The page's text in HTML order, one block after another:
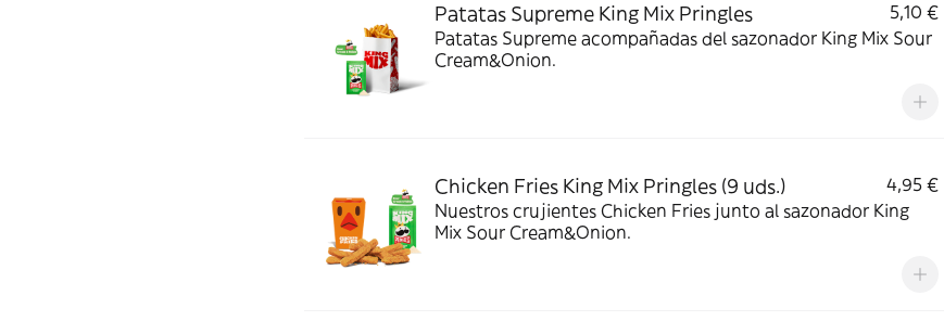
Patatas Supreme King Mix Pringles
5,10 €
Patatas Supreme acompañadas del sazonador King Mix Sour
Cream&Onion.
Chicken Fries King Mix Pringles (9 uds.)
4,95 €
Nuestros crujientes Chicken Fries junto al sazonador King
Mix Sour Cream&Onion.